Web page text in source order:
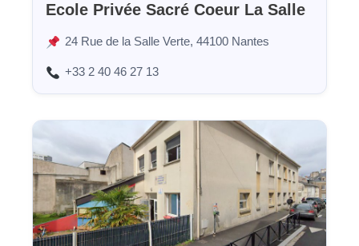
Ecole Privée Sacré Coeur La Salle
24 Rue de la Salle Verte, 44100 Nantes
+33 2 40 46 27 13